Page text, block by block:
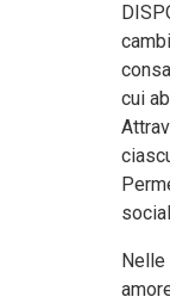
cui
Nelle